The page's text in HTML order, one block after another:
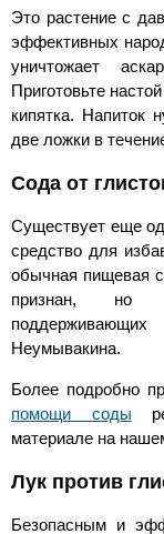
Это растение с
эффективных
уничтожает
Приготовьте
кипятка. Напиток
две ложки в
Сода от
Существует еще
средство для
обычная пищевая
признан, но
Неумывакина.
Более подробно
помощи соды
материале на
Лук против
Безопасным и